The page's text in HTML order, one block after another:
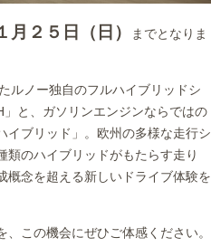
月２５日（日）
までとなりま
ルノー独自のフルハイブリッドシ
と、ガソリンエンジンならではの
イブリッド」。欧州の多様な走行シ
類のハイブリッドがもたらす走り
概念を超える新しいドライブ体験を
この機会にぜひご体感ください。